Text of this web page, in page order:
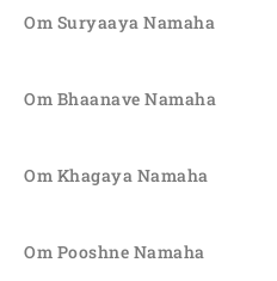
Om Suryaaya Namaha
Om Bhaanave Namaha
Om Khagaya Namaha
Om Pooshne Namaha